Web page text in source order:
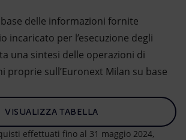
delle informazioni fornite
incaricato per l’esecuzione degli
una sintesi delle operazioni di
proprie sull’Euronext Milan su base
VISUALIZZA TABELLA
effettuati fino al 31 maggio 2024,